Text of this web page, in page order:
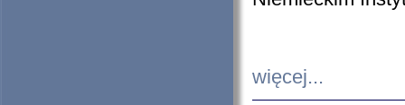
więcej...